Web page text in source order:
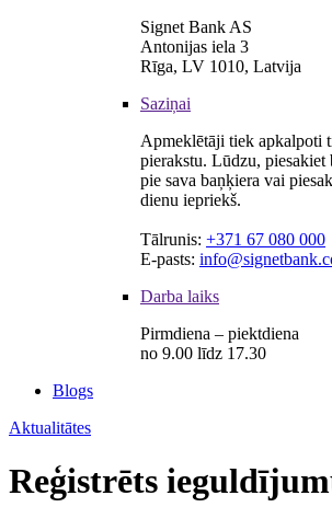
Signet Bank AS
Antonijas iela 3
Rīga, LV 1010, Latvija
Saziņai
Apmeklētāji tiek apkalpoti
pierakstu. Lūdzu, piesakiet
pie sava baņķiera vai
dienu iepriekš.
Tālrunis: +371 67 080 000
E-pasts:
Darba laiks
Pirmdiena – piektdiena
no 9.00 līdz 17.30
Blogs
Aktualitātes
Reģistrēts